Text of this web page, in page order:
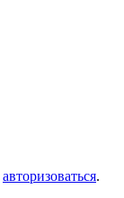
авторизоваться.